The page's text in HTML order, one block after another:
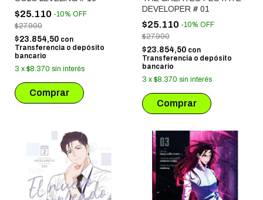
$25.110 -10% OFF
$27.900
$23.854,50 con
Transferencia o depósito
bancario
3 x $8.370 sin interés
DEVELOPER # 01
$25.110 -10% OFF
$27.900
$23.854,50 con
Transferencia o depósito
bancario
3 x $8.370 sin interés